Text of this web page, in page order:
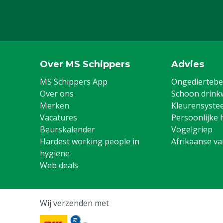
Over MS Schippers
MS Schippers App
Over ons
Merken
Vacatures
Beurskalender
Hardest working people in
hygiene
Web deals
Advies
Schoon
Persoonlijke
Vogelgriep
Afrikaanse
Wij verzenden met